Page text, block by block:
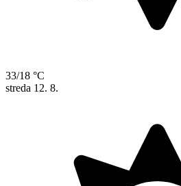
33/18 °C
streda 12. 8.